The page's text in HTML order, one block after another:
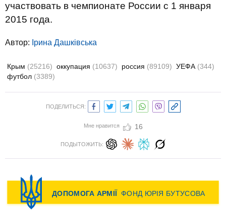
участвовать в чемпионате России с 1 января
2015 года.
Автор: Ірина Дашківська
Крым (25216) оккупация (10637) россия (89109) УЕФА (344)
футбол (3389)
ПОДЕЛИТЬСЯ:
Мне нравится 16
ПОДЫТОЖИТЬ: